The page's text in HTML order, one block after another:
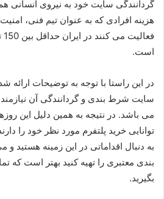
گردانندگی سایت خود به نیروی انسانی
هزینه افرادی که به عنوان تیم فنی،
است.
در این راستا با توجه به توضیحات ارائه
سایت شرط بندی و گردانندگی آن نیازمند
می باشد. در نتیجه به همین دلیل این
توانایی خرید پلتفرم مورد نظر خود را
به دنبال اقداماتی در این زمینه
بندی معتبری را تهیه کنید بهتر است که
بگیرید.